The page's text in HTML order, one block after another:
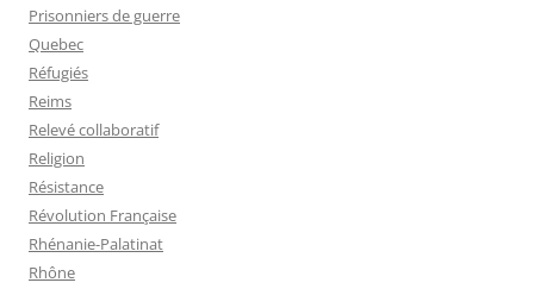
Prisonniers de guerre
Quebec
Réfugiés
Reims
Relevé collaboratif
Religion
Résistance
Révolution Française
Rhénanie-Palatinat
Rhône